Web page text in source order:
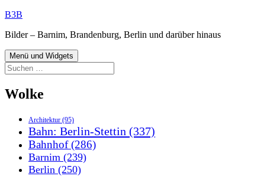
Zum
springen
B3B
Bilder – Barnim, Brandenburg, Berlin und darüber hinaus
Menü und Widgets
Suchen
nach:
Wolke
Architektur (95)
Bahn: Berlin-Stettin (337)
Bahnhof(286)
Barnim (239)
Berlin (250)